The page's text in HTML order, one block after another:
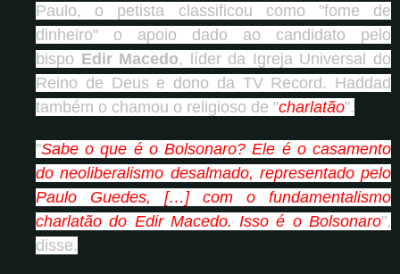
Paulo, o petista classificou como "fome de
dinheiro" o apoio dado ao candidato pelo
bispo Edir Macedo, líder da Igreja Universal do
Reino de Deus e dono da TV Record. Haddad
também o chamou o religioso de "charlatão".
"Sabe o que é o Bolsonaro? Ele é o casamento
do neoliberalismo desalmado, representado pelo
Paulo Guedes, […] com o fundamentalismo
charlatão do Edir Macedo. Isso é o Bolsonaro",
disse.